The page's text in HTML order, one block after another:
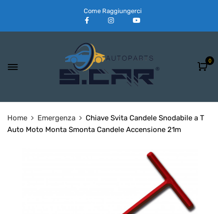
Come Raggiungerci
0
Home Emergenza
Chiave Svita Candele Snodabile a T
Auto Moto Monta Smonta Candele Accensione 21m